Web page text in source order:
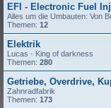
EFI - Electronic Fuel
Alles um die Umbauten: Von
Themen: 12
Elektrik
Lucas - King of darkness
Themen: 280
Getriebe, Overdrive,
Zahnradfabrik
Themen: 173